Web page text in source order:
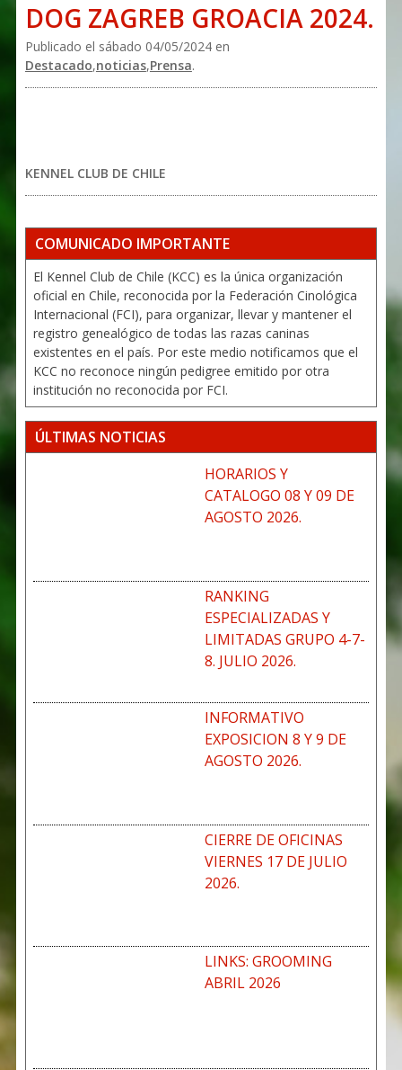
DOG ZAGREB GROACIA 2024.
Publicado el sábado 04/05/2024 en
Destacado,noticias,Prensa.
KENNEL CLUB DE CHILE
COMUNICADO IMPORTANTE
El Kennel Club de Chile (KCC) es la única organización
oficial en Chile, reconocida por la Federación Cinológica
Internacional (FCI), para organizar, llevar y mantener el
registro genealógico de todas las razas caninas
existentes en el país. Por este medio notificamos que el
KCC no reconoce ningún pedigree emitido por otra
institución no reconocida por FCI.
ÚLTIMAS NOTICIAS
HORARIOS Y
CATALOGO 08 Y 09 DE
AGOSTO 2026.
RANKING
ESPECIALIZADAS Y
LIMITADAS GRUPO 4-7-
8. JULIO 2026.
INFORMATIVO
EXPOSICION 8 Y 9 DE
AGOSTO 2026.
CIERRE DE OFICINAS
VIERNES 17 DE JULIO
2026.
LINKS: GROOMING
ABRIL 2026